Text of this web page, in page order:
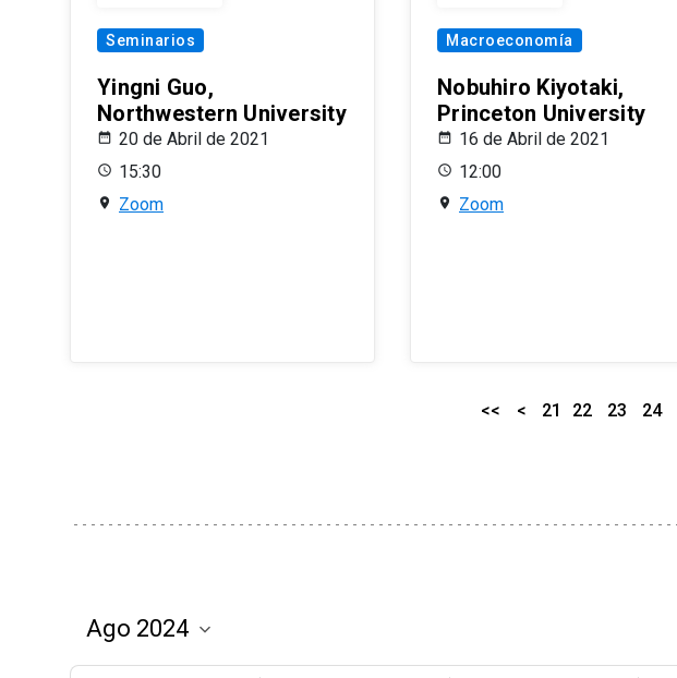
Seminarios
Yingni Guo,
Northwestern University
20 de Abril de 2021
15:30
Zoom
Macroeconomía
Nobuhiro Kiyotaki,
Princeton University
16 de Abril de 2021
12:00
Zoom
<< < 21 22 23 24